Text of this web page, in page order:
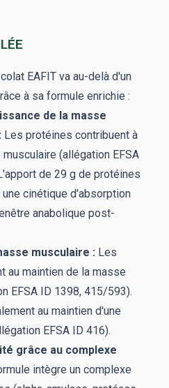
EAFIT va au-delà d'un
à sa formule enrichie :
de la masse
Les protéines contribuent à
(allégation EFSA
de 29 g de protéines
cinétique d'absorption
anabolique post-
musculaire : Les
au maintien de la masse
EFSA ID 1398, 415/593).
au maintien d'une
EFSA ID 416).
grâce au complexe
intègre un complexe